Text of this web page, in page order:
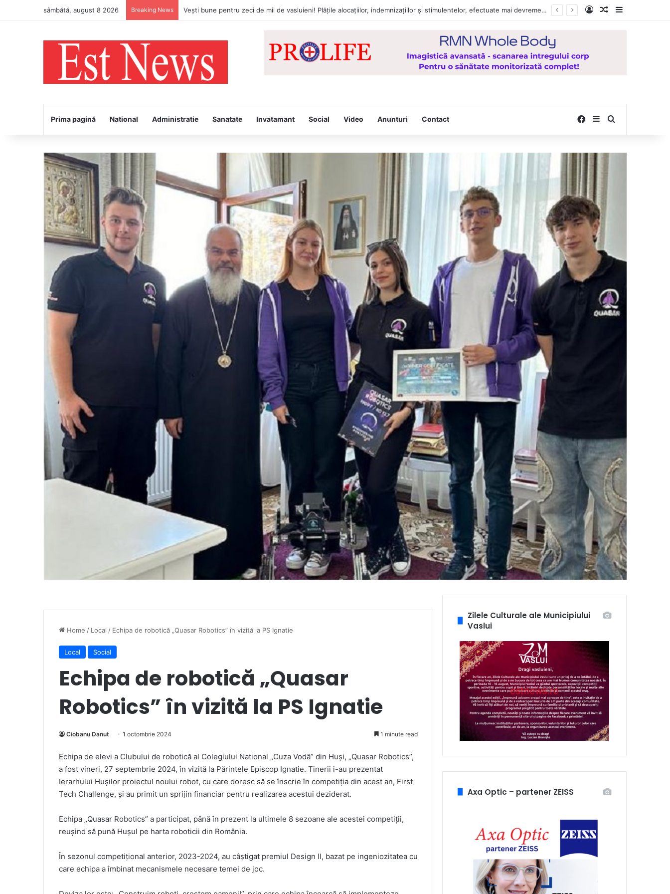
sâmbătă, august 8 2026 Breaking News Vești bune pentru zeci de mii de vasluieni! Plățile alocațiilor, indemnizațiilor și stimulentelor, efectuate mai devreme în luna august 2026 Log InRandom Article
Prima pagină National Administratie Sanatate Invatamant Social Video Anunturi Contact Facebook
SidebarSearch for
Home / Local / Echipa de robotică „Quasar Robotics” în vizită la PS Ignatie
Local Social
Echipa de robotică „Quasar
Robotics” în vizită la PS Ignatie
Ciobanu Danut 1 octombrie 2024 1 minute read
Echipa de elevi a Clubului de robotică al Colegiului National „Cuza Vodã” din Huși, „Quasar Robotics”,
a fost vineri, 27 septembrie 2024, în vizită la Părintele Episcop Ignatie. Tinerii i-au prezentat
Ierarhului Hușilor proiectul noului robot, cu care doresc să se înscrie în competiția din acest an, First
Tech Challenge, și au primit un sprijin financiar pentru realizarea acestui deziderat.
Echipa „Quasar Robotics” a participat, până în prezent la ultimele 8 sezoane ale acestei competiții,
reușind să pună Hușul pe harta roboticii din România.
În sezonul competițional anterior, 2023-2024, au câștigat premiul Design II, bazat pe ingeniozitatea cu
care echipa a îmbinat mecanismele necesare temei de joc.
Zilele Culturale ale Municipiului
Vaslui
Axa Optic – partener ZEISS